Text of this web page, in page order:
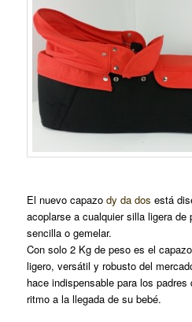
El nuevo capazody da dos está
acoplarse a cualquier silla ligera de
sencilla o gemelar.
Con solo 2 Kg de peso es el
ligero, versátil y robusto del
hace indispensable para los padres
ritmo a la llegada de su bebé.